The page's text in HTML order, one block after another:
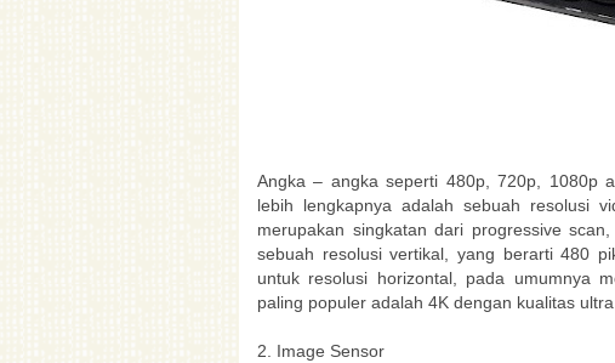
Angka – angka seperti 480p, 720p, 1080p
lebih lengkapnya adalah sebuah resolusi
merupakan singkatan dari progressive
sebuah resolusi vertikal, yang berarti 480
untuk resolusi horizontal, pada umumnya
paling populer adalah 4K dengan kualitas ultra
2. Image Sensor